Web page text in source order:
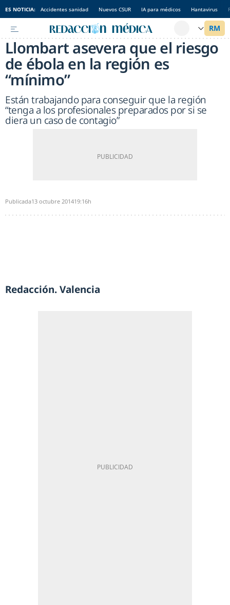
ES NOTICIA: Accidentes sanidad Nuevos CSUR IA para médicos Hantavirus
Llombart asevera que el riesgo
de ébola en la región es
“mínimo”
Están trabajando para conseguir que la región
“tenga a los profesionales preparados por si se
diera un caso de contagio”
Publicada13 octubre 201419:16h
Redacción. Valencia